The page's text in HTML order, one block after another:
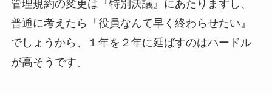
管理規約の変更は『特別決議』にあたりますし、
普通に考えたら『役員なんて早く終わらせたい』
でしょうから、１年を２年に延ばすのはハードル
が高そうです。